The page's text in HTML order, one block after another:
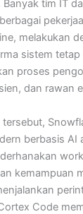
tim IT
melakukan
sistem
proses
dan rawan
berbasis AI
kemampuan
Code